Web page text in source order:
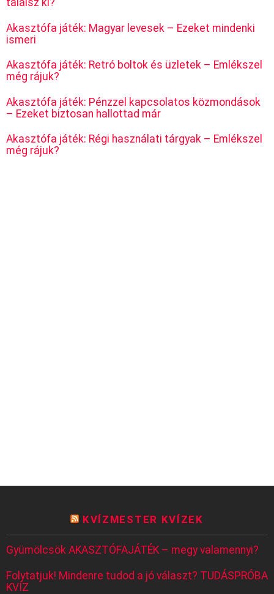
találsz ki?
Akasztófa játék: Magyar levesek – Ezeket mindenki
ismeri
Akasztófa játék: Retró boltok és üzletek – Emlékszel
még rájuk?
Akasztófa játék: Pénzzel kapcsolatos közmondások
– Ezeket biztosan hallottad már
Akasztófa játék: Régi használati tárgyak – Emlékszel
még rájuk?
KVÍZMESTER KVÍZEK
Gyümölcsök AKASZTÓFAJÁTÉK – megy valamennyi?
Folytatjuk! Mindenre tudod a jó választ? TUDÁSPRÓBA
KVÍZ